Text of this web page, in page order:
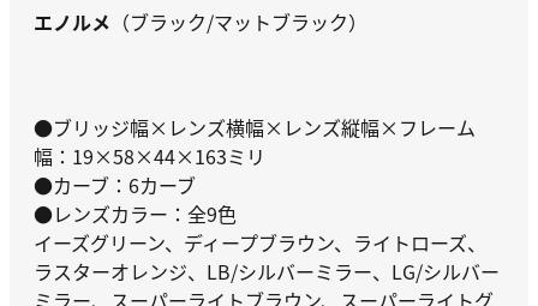
エノルメ （ブラック/マットブラック）
●ブリッジ幅×レンズ横幅×レンズ縦幅×フレーム
幅：19×58×44×163ミリ
●カーブ：6カーブ
●レンズカラー：全9色
イーズグリーン、ディープブラウン、ライトローズ、
ラスターオレンジ、LB/シルバーミラー、LG/シルバー
ミラー、スーパーライトブラウン、スーパーライトグ